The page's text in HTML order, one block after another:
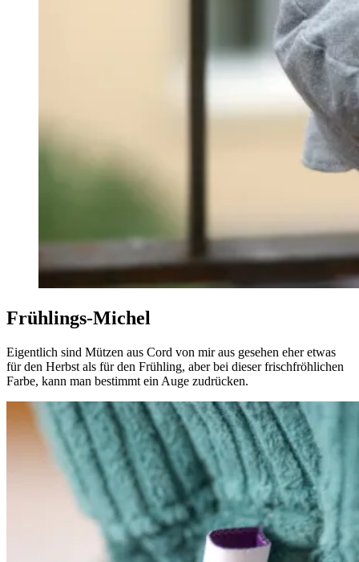
Frühlings-Michel
Eigentlich sind Mützen aus Cord von mir aus gesehen eher etwas
für den Herbst als für den Frühling, aber bei dieser frischfröhlichen
Farbe, kann man bestimmt ein Auge zudrücken.